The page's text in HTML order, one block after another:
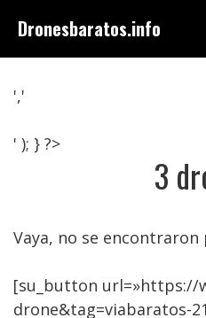
contenido
Dronesbaratos.info
','
' ); } ?>
3
Vaya, no se
[su_button url=»https://
drone&tag=viabaratos-